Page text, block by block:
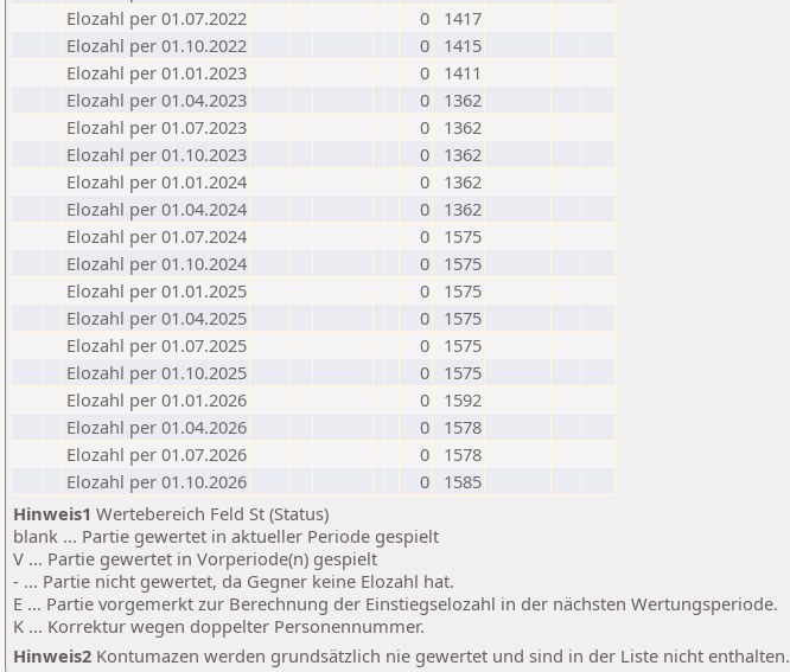
Elozahl per 01.07.2022
0
1417
Elozahl per 01.10.2022
0
1415
Elozahl per 01.01.2023
0
1411
Elozahl per 01.04.2023
0
1362
Elozahl per 01.07.2023
0
1362
Elozahl per 01.10.2023
0
1362
Elozahl per 01.01.2024
0
1362
Elozahl per 01.04.2024
0
1362
Elozahl per 01.07.2024
0
1575
Elozahl per 01.10.2024
0
1575
Elozahl per 01.01.2025
0
1575
Elozahl per 01.04.2025
0
1575
Elozahl per 01.07.2025
0
1575
Elozahl per 01.10.2025
0
1575
Elozahl per 01.01.2026
0
1592
Elozahl per 01.04.2026
0
1578
Elozahl per 01.07.2026
0
1578
Elozahl per 01.10.2026
0
1585
Hinweis1 Wertebereich Feld St (Status)
blank ... Partie gewertet in aktueller Periode gespielt
V ... Partie gewertet in Vorperiode(n) gespielt
- ... Partie nicht gewertet, da Gegner keine Elozahl hat.
E ... Partie vorgemerkt zur Berechnung der Einstiegselozahl in der nächsten Wertungsperiode.
K ... Korrektur wegen doppelter Personennummer.
Hinweis2 Kontumazen werden grundsätzlich nie gewertet und sind in der Liste nicht enthalten.